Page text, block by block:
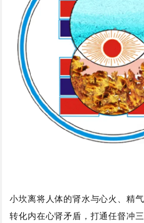
小坎离将人体的肾水与心火、精
转化内在心肾矛盾，打通任督冲